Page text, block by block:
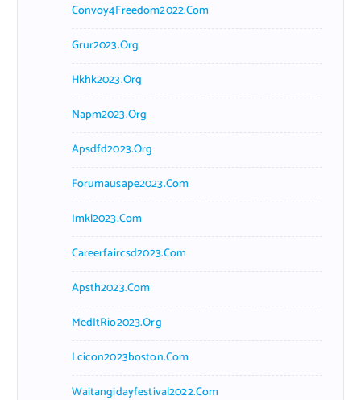
Convoy4Freedom2022.com
Grur2023.org
Hkhk2023.org
Napm2023.org
Apsdfd2023.org
Forumausape2023.com
Imkl2023.com
Careerfaircsd2023.com
Apsth2023.com
MedItRio2023.org
Lcicon2023boston.com
Waitangidayfestival2022.com